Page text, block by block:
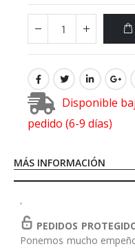
Disponible
pedido (6-9 días)
MÁS INFORMACIÓN
'
PEDIDOS
Ponemos mucho